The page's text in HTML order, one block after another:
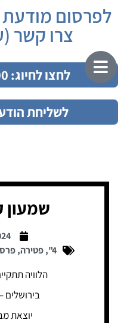
לפרסום
צרו קשר
לחצו לחיוג: 077-9971000
לשליחת
שמעון
4"
,פטירה,
הלוויה
בירושלים
יוצאת